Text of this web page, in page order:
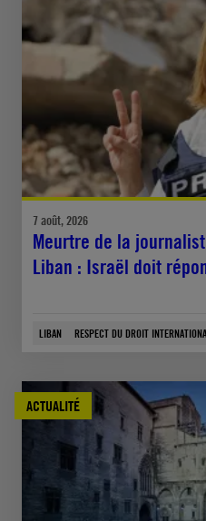
7 août, 2026
Meurtre de la
Liban : Israël doit
LIBAN RESPECT DU DROIT
ACTUALITÉ